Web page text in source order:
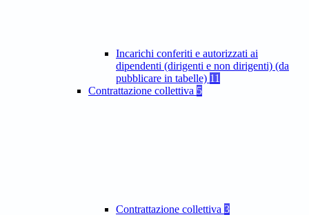
Incarichi conferiti e autorizzati ai
dipendenti (dirigenti e non dirigenti) (da
pubblicare in tabelle) 11
Contrattazione collettiva 5
Contrattazione collettiva 3